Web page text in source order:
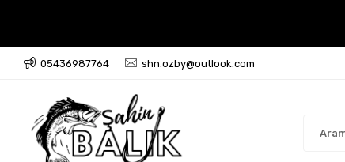
05436987764 shn.ozby@outlook.com